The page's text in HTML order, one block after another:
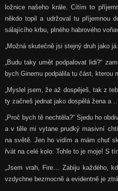
ložnice našeho krále. Cítím to
někdo topil a udržoval tu příjemnou
sálajícího krbu, plného habrového
„Možná skutečně jsi stejný druh jako
„Budu taky umět podpalovat lidi?“
bych Ginemu podpálila tu část, kterou
„Myslel jsem, že až dospěješ, tak z
ty začneš jednat jako dospělá žena a
„Proč bych tě nechtěla?“ Sjedu ho
a v těle mi vytane prudký masivní
na světě. Jen ho vidím a mám chuť
řvát na celé kolo: Tohle to je moje! S
„Jsem vrah, Fire… Zabiju každého,
vzdychne bezmocně a evidentně je